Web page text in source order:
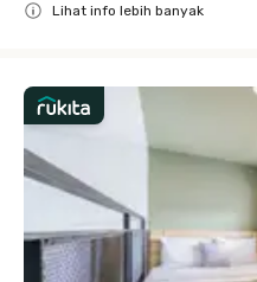
Lihat info lebih banyak